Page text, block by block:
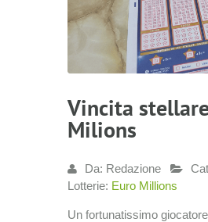
Vincita
Milions
Da: Redazione
Lotterie: Euro Millions
Un fortunatissimo